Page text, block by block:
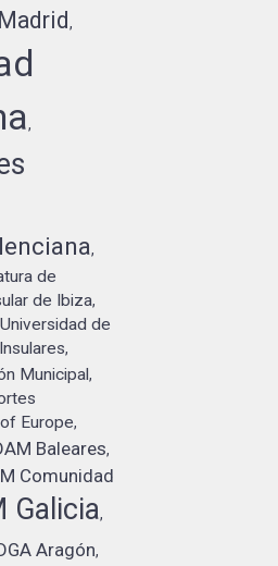
,
,
,
de
de Ibiza,
de
,
Municipal,
Europe,
Baleares,
Comunidad
Galicia,
Aragón,